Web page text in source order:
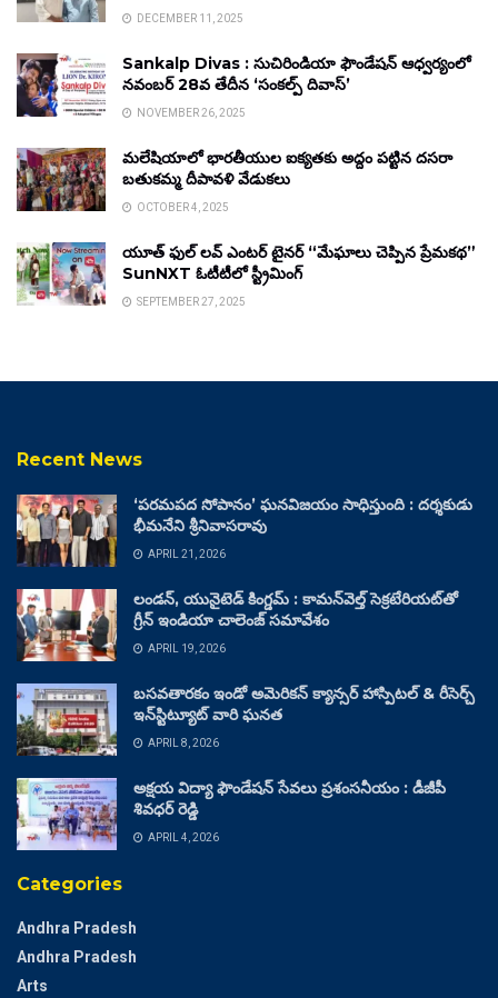
DECEMBER 11, 2025
Sankalp Divas : సుచిరిండియా ఫౌండేషన్ ఆధ్వర్యంలో
నవంబర్ 28వ తేదీన ‘సంకల్ప్ దివాస్’
NOVEMBER 26, 2025
మలేషియాలో భారతీయుల ఐక్యతకు అద్దం పట్టిన దసరా
బతుకమ్మ దీపావళి వేడుకలు
OCTOBER 4, 2025
యూత్ ఫుల్ లవ్ ఎంటర్ టైనర్ “మేఘాలు చెప్పిన ప్రేమకథ”
SunNXT ఓటీటీలో స్ట్రీమింగ్
SEPTEMBER 27, 2025
Recent News
‘పరమపద సోపానం’ ఘనవిజయం సాధిస్తుంది : దర్శకుడు
భీమనేని శ్రీనివాసరావు
APRIL 21, 2026
లండన్, యునైటెడ్ కింగ్డమ్ : కామన్‌వెల్త్ సెక్రటేరియట్‌తో
గ్రీన్ ఇండియా చాలెంజ్ సమావేశం
APRIL 19, 2026
బసవతారకం ఇండో అమెరికన్ క్యాన్సర్ హాస్పిటల్ & రీసెర్చ్
ఇన్‌స్టిట్యూట్ వారి ఘనత
APRIL 8, 2026
అక్షయ విద్యా ఫౌండేషన్ సేవలు ప్రశంసనీయం : డీజీపీ
శివధర్ రెడ్డి
APRIL 4, 2026
Categories
Andhra Pradesh
Andhra Pradesh
Arts